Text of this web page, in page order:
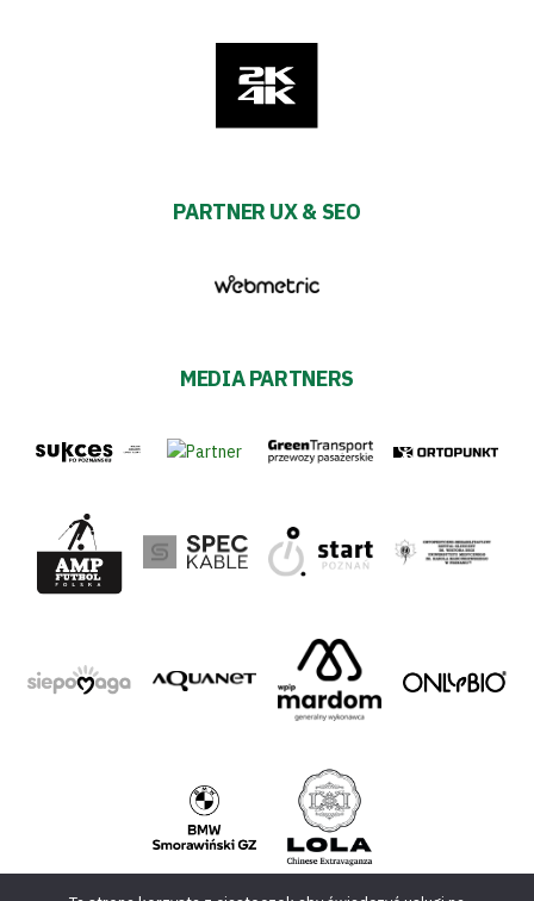
PARTNER UX & SEO
MEDIA PARTNERS